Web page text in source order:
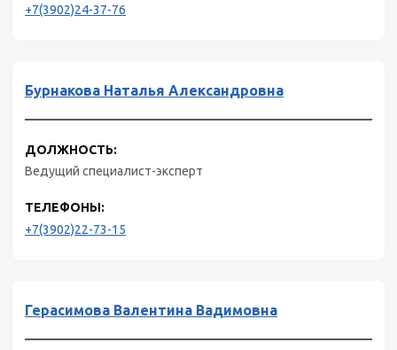
+7(3902)24-37-76
Бурнакова Наталья Александровна
ДОЛЖНОСТЬ:
Ведущий специалист-эксперт
ТЕЛЕФОНЫ:
+7(3902)22-73-15
Герасимова Валентина Вадимовна